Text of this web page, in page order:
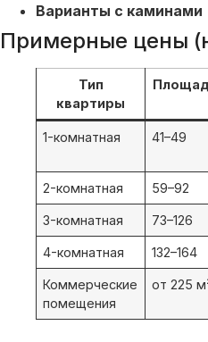
Варианты с каминами
Примерные цены
Тип
квартиры
1-комнатная 41–49
2-комнатная 59–92
3-комнатная 73–126
4-комнатная 132–164
Коммерческие
помещения
от 225